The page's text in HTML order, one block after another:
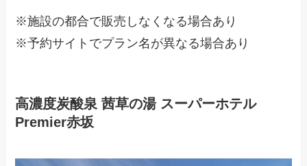
※施設の都合で販売しなくなる場合あり
※予約サイトでプラン名が異なる場合あり
高濃度炭酸泉 茜草の湯 スーパーホテル
Premier赤坂